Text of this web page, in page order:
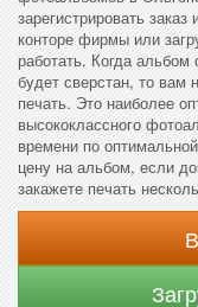
зарегистрировать
конторе фирмы или
работать. Когда
будет сверстан, то вам
печать. Это наиболее
высококлассного
времени по
цену на альбом, если
закажете печать